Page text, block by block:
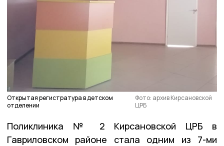
Открытая регистратура в детском
отделении
Фото: архив Кирсановской
ЦРБ
Поликлиника № 2 Кирсановской ЦРБ в
Гавриловском районе стала одним из 7-ми